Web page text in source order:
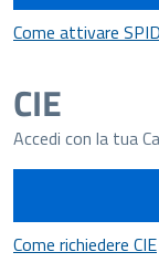
Come attivare SPID
CIE
Accedi con la tua
Come richiedere CIE